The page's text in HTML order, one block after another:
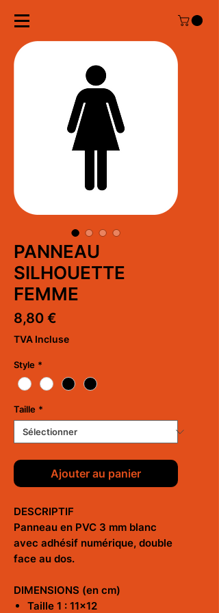
PANNEAU
SILHOUETTE
FEMME
8,80 €
TVA Incluse
Style *
Taille *
Ajouter au panier
DESCRIPTIF
Panneau en PVC 3 mm blanc
avec adhésif numérique, double
face au dos.
DIMENSIONS (en cm)
Taille 1 : 11x12